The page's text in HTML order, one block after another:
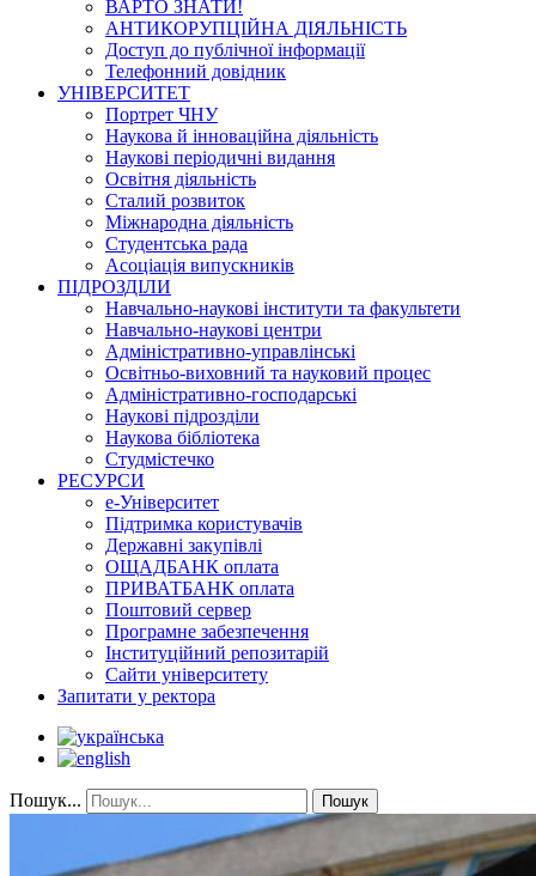
ВАРТО ЗНАТИ!
АНТИКОРУПЦІЙНА ДІЯЛЬНІСТЬ
Доступ до публічної інформації
Телефонний довідник
УНІВЕРСИТЕТ
Портрет ЧНУ
Наукова й інноваційна діяльність
Наукові періодичні видання
Освітня діяльність
Сталий розвиток
Міжнародна діяльність
Студентська рада
Асоціація випускників
ПІДРОЗДІЛИ
Навчально-наукові інститути та факультети
Навчально-наукові центри
Адміністративно-управлінські
Освітньо-виховний та науковий процес
Адміністративно-господарські
Наукові підрозділи
Наукова бібліотека
Студмістечко
РЕСУРСИ
е-Університет
Підтримка користувачів
Державні закупівлі
ОЩАДБАНК оплата
ПРИВАТБАНК оплата
Поштовий сервер
Програмне забезпечення
Інституційний репозитарій
Сайти університету
Запитати у ректора
Пошук... Пошук